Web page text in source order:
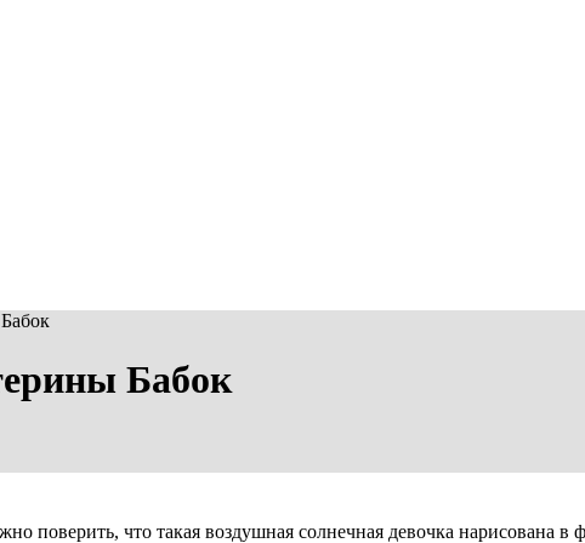
Бабок
поверить, что такая воздушная солнечная девочка нарисована в